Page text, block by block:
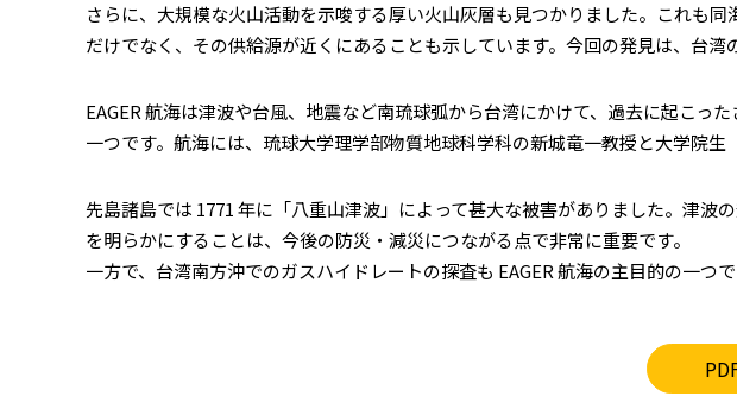
さらに、大規模な火山活動を示唆する厚い火山灰層も見つかりました。これも
だけでなく、その供給源が近くにあることも示しています。今回の発見は、台湾
EAGER 航海は津波や台風、地震など南琉球弧から台湾にかけて、過去に起こ
一つです。航海には、琉球大学理学部物質地球科学科の新城竜一教授と大学院生
先島諸島では 1771 年に「八重山津波」によって甚大な被害がありました。津
を明らかにすることは、今後の防災・減災につながる点で非常に重要です。
一方で、台湾南方沖でのガスハイドレートの探査も EAGER 航海の主目的の一つで